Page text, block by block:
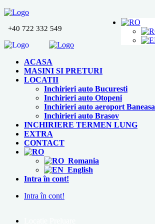
+40 722 332 549
ACASA
MASINI SI PRETURI
LOCATII
Inchirieri auto Bucuresti
Inchirieri auto Otopeni
Inchirieri auto aeroport Baneasa
Inchirieri auto Brasov
INCHIRIERE TERMEN LUNG
EXTRA
CONTACT
Romania
English
Intra în cont!
Intra în cont!